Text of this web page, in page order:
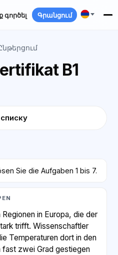
գործել Գրանցում
B1
Sie die Aufgaben 1 bis 7.
in Europa, die der
trifft. Wissenschaftler
Temperaturen dort in den
fast zwei Grad gestiegen